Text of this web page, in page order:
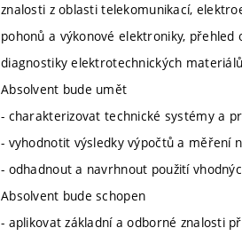
znalosti z oblasti telekomunikací,
pohonů a výkonové elektroniky,
diagnostiky elektrotechnických
Absolvent bude umět
- charakterizovat technické systémy a
- vyhodnotit výsledky výpočtů a měření
- odhadnout a navrhnout použití
Absolvent bude schopen
- aplikovat základní a odborné znalosti